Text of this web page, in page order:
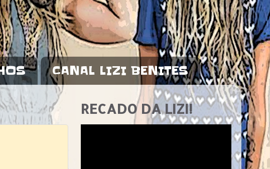
CANAL LIZI BENITES
RECADO DA LIZI!